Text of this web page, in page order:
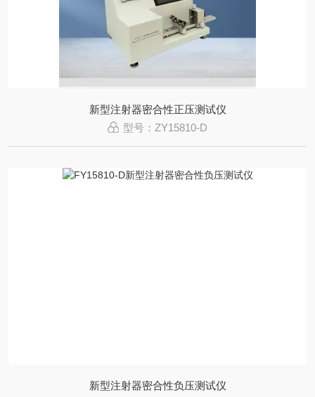
新型注射器密合性正压测试仪
型号：ZY15810-D
新型注射器密合性负压测试仪